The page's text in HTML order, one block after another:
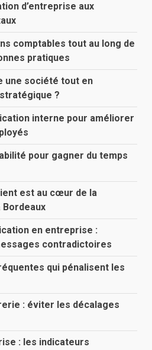
d’entreprise aux
comptables tout au long de
pratiques
une société tout en
?
interne pour améliorer
pour gagner du temps
est au cœur de la
Bordeaux
en entreprise :
contradictoires
qui pénalisent les
: éviter les décalages
: les indicateurs